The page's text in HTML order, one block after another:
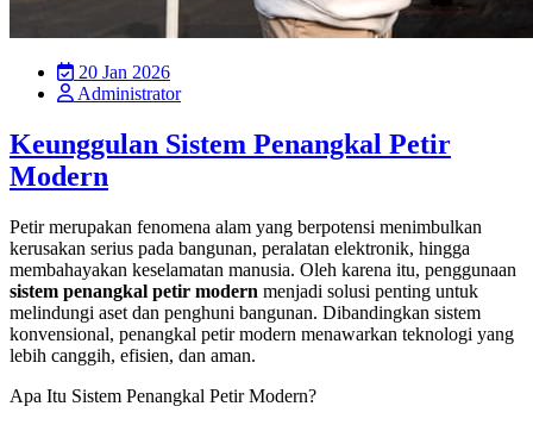
20 Jan 2026
Administrator
Keunggulan Sistem Penangkal Petir
Modern
Petir merupakan fenomena alam yang berpotensi menimbulkan
kerusakan serius pada bangunan, peralatan elektronik, hingga
membahayakan keselamatan manusia. Oleh karena itu, penggunaan
sistem penangkal petir modern menjadi solusi penting untuk
melindungi aset dan penghuni bangunan. Dibandingkan sistem
konvensional, penangkal petir modern menawarkan teknologi yang
lebih canggih, efisien, dan aman.
Apa Itu Sistem Penangkal Petir Modern?